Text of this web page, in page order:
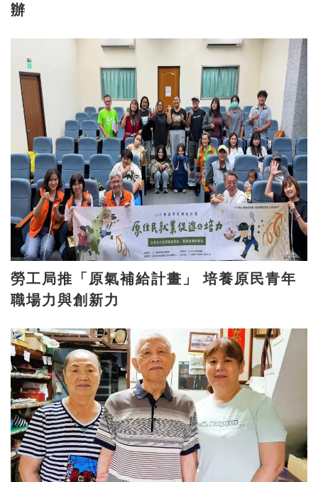
辦
勞工局推「原氣補給計畫」 培養原民青年
職場力與創新力